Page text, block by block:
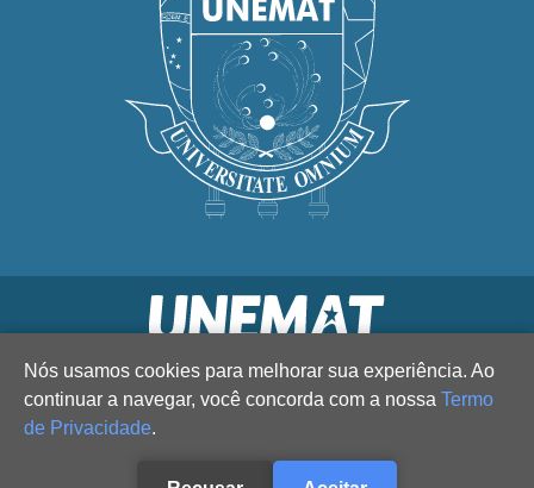
Nós usamos cookies para melhorar sua experiência. Ao
continuar a navegar, você concorda com a nossa Termo
de Privacidade.